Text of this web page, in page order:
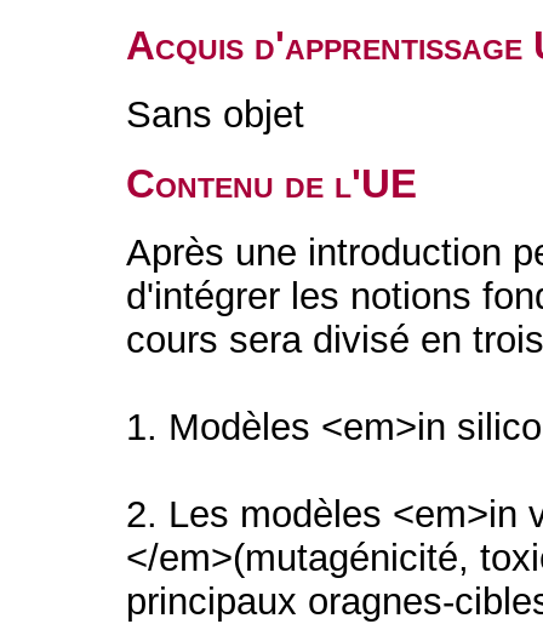
Acquis d'apprentissage
Sans objet
Contenu de l'UE
Après une introduction
d'intégrer les notions
cours sera divisé en
1. Modèles <em>in
2. Les modèles <em>in
</em>(mutagénicité,
principaux oragnes-